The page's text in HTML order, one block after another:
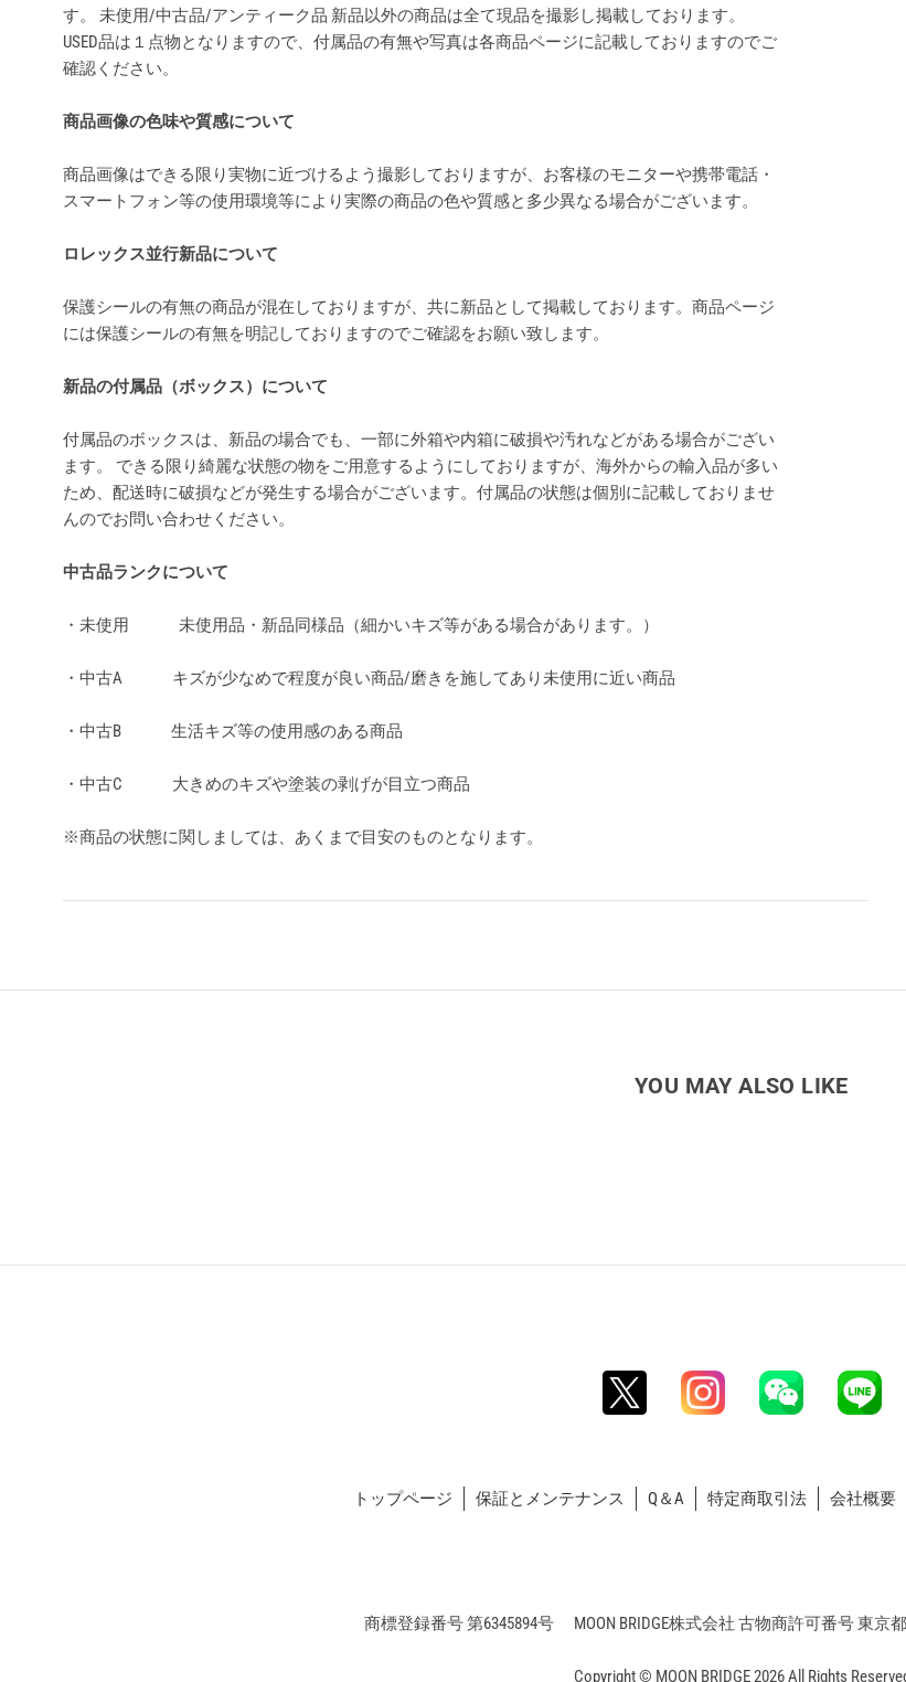
す。 未使用/中古品/アンティーク品 新品以外の商品は全て現品を撮影し掲載しております。
USED品は１点物となりますので、付属品の有無や写真は各商品ページに記載しておりますのでご
確認ください。
商品画像の色味や質感について
商品画像はできる限り実物に近づけるよう撮影しておりますが、お客様のモニターや携帯電話・
スマートフォン等の使用環境等により実際の商品の色や質感と多少異なる場合がございます。
ロレックス並行新品について
保護シールの有無の商品が混在しておりますが、共に新品として掲載しております。商品ページ
には保護シールの有無を明記しておりますのでご確認をお願い致します。
新品の付属品（ボックス）について
付属品のボックスは、新品の場合でも、一部に外箱や内箱に破損や汚れなどがある場合がござい
ます。 できる限り綺麗な状態の物をご用意するようにしておりますが、海外からの輸入品が多い
ため、配送時に破損などが発生する場合がございます。付属品の状態は個別に記載しておりませ
んのでお問い合わせください。
中古品ランクについて
・未使用 未使用品・新品同様品（細かいキズ等がある場合があります。）
・中古A キズが少なめで程度が良い商品/磨きを施してあり未使用に近い商品
・中古B 生活キズ等の使用感のある商品
・中古C 大きめのキズや塗装の剥げが目立つ商品
※商品の状態に関しましては、あくまで目安のものとなります。
YOU MAY ALSO LIKE
トップページ 保証とメンテナンス Q＆A 特定商取引法 会社概要
商標登録番号 第6345894号 MOON BRIDGE株式会社 古物商許可番号 東京
Copyright © MOON BRIDGE 2026 All Rights